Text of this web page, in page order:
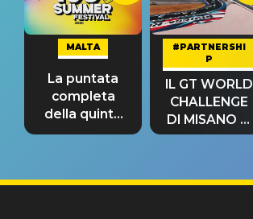
MALTA
La puntata
completa
della quinta
tappa
#PARTNERSHI
P
IL GT WORLD
CHALLENGE
DI MISANO si
riconferma